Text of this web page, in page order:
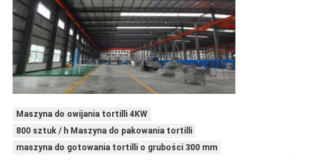
Maszyna do owijania tortilli 4KW
800 sztuk / h Maszyna do pakowania tortilli
maszyna do gotowania tortilli o grubości 300 mm